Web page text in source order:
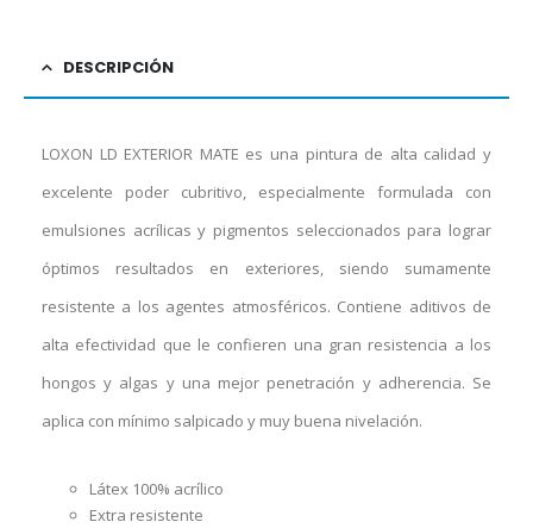
DESCRIPCIÓN
LOXON LD EXTERIOR MATE es una pintura de alta calidad y
excelente poder cubritivo, especialmente formulada con
emulsiones acrílicas y pigmentos seleccionados para lograr
óptimos resultados en exteriores, siendo sumamente
resistente a los agentes atmosféricos. Contiene aditivos de
alta efectividad que le confieren una gran resistencia a los
hongos y algas y una mejor penetración y adherencia. Se
aplica con mínimo salpicado y muy buena nivelación.
Látex 100% acrílico
Extra resistente